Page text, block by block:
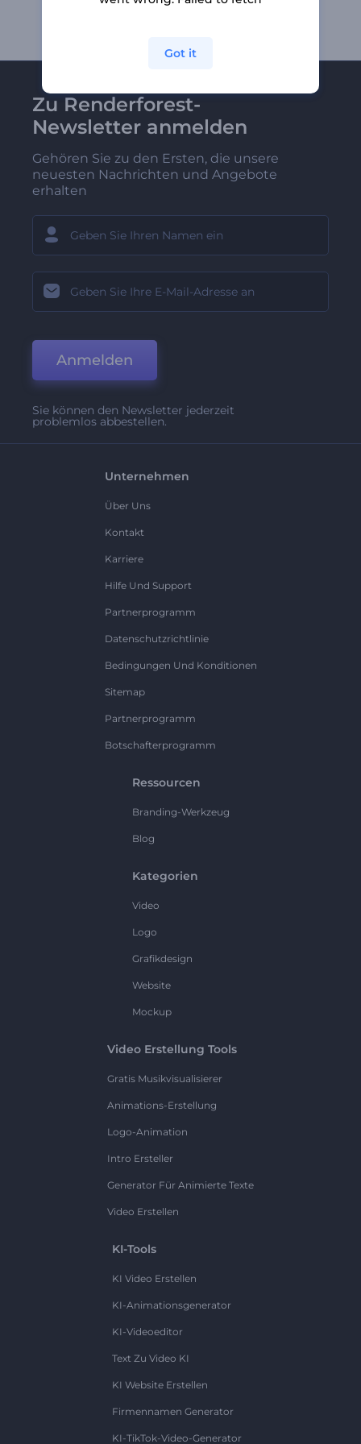
Zu Renderforest-
Newsletter anmelden
Gehören Sie zu den Ersten, die unsere
neuesten Nachrichten und Angebote
erhalten
Anmelden
Sie können den Newsletter jederzeit
problemlos abbestellen.
Unternehmen
Über Uns
Kontakt
Karriere
Hilfe Und Support
Partnerprogramm
Datenschutzrichtlinie
Bedingungen Und Konditionen
Sitemap
Partnerprogramm
Botschafterprogramm
Ressourcen
Branding-Werkzeug
Blog
Kategorien
Video
Logo
Grafikdesign
Website
Mockup
Video Erstellung Tools
Gratis Musikvisualisierer
Animations-Erstellung
Logo-Animation
Intro Ersteller
Generator Für Animierte Texte
Video Erstellen
KI-Tools
KI Video Erstellen
KI-Animationsgenerator
KI-Videoeditor
Text Zu Video KI
KI Website Erstellen
Firmennamen Generator
KI-TikTok-Video-Generator
Got it